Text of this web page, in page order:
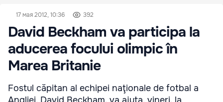
17 мая 2012, 10:36 392
David Beckham va participa la
aducerea focului olimpic în
Marea Britanie
Fostul căpitan al echipei naţionale de fotbal a